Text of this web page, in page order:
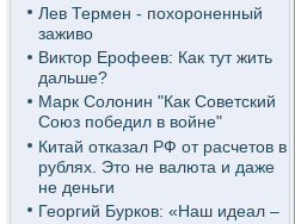
Лев Термен - похороненный
заживо
Виктор Ерофеев: Как тут жить
дальше?
Марк Солонин "Как Советский
Союз победил в войне"
Китай отказал РФ от расчетов в
рублях. Это не валюта и даже
не деньги
Георгий Бурков: «Наш идеал –